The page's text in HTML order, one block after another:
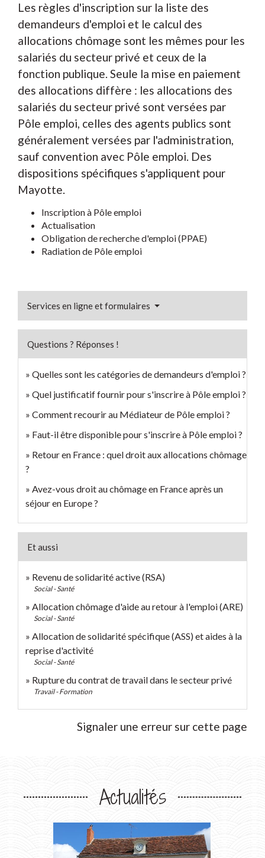
Les règles d'inscription sur la liste des
demandeurs d'emploi et le calcul des
allocations chômage sont les mêmes pour les
salariés du secteur privé et ceux de la
fonction publique. Seule la mise en paiement
des allocations diffère : les allocations des
salariés du secteur privé sont versées par
Pôle emploi, celles des agents publics sont
généralement versées par l'administration,
sauf convention avec Pôle emploi. Des
dispositions spécifiques s'appliquent pour
Mayotte.
Inscription à Pôle emploi
Actualisation
Obligation de recherche d'emploi (PPAE)
Radiation de Pôle emploi
Services en ligne et formulaires
Questions ? Réponses !
Quelles sont les catégories de demandeurs d'emploi ?
Quel justificatif fournir pour s'inscrire à Pôle emploi ?
Comment recourir au Médiateur de Pôle emploi ?
Faut-il être disponible pour s'inscrire à Pôle emploi ?
Retour en France : quel droit aux allocations chômage
?
Avez-vous droit au chômage en France après un
séjour en Europe ?
Et aussi
Revenu de solidarité active (RSA)
Social - Santé
Allocation chômage d'aide au retour à l'emploi (ARE)
Social - Santé
Allocation de solidarité spécifique (ASS) et aides à la
reprise d'activité
Social - Santé
Rupture du contrat de travail dans le secteur privé
Travail - Formation
Signaler une erreur sur cette page
Actualités